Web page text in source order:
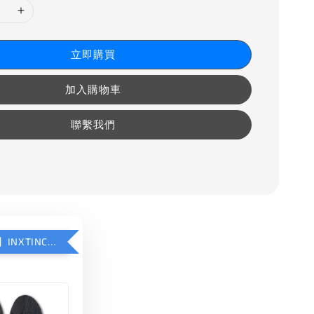
立即購買
加入購物車
聯繫我們
【加購優惠】INXTINCT 運動款鞋墊